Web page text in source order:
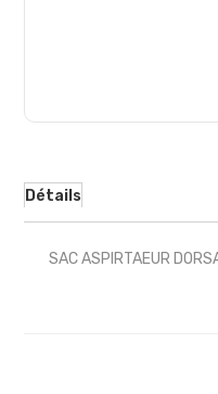
Détails
SAC ASPIRTAEUR